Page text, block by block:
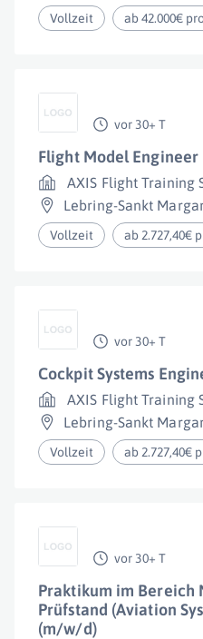
Vollzeit ab 42.000€
vor 30+ T
Flight Model
AXIS Flight Training
Lebring-Sankt
Vollzeit ab 2.727,40€
vor 30+ T
Cockpit Systems
AXIS Flight Training
Lebring-Sankt
Vollzeit ab 2.727,40€
vor 30+ T
Praktikum im Bereich
Prüfstand (Aviation
(m/w/d)